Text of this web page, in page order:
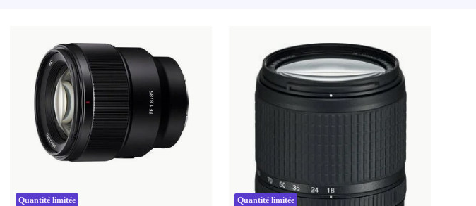
Quantité limitée Quantité limitée